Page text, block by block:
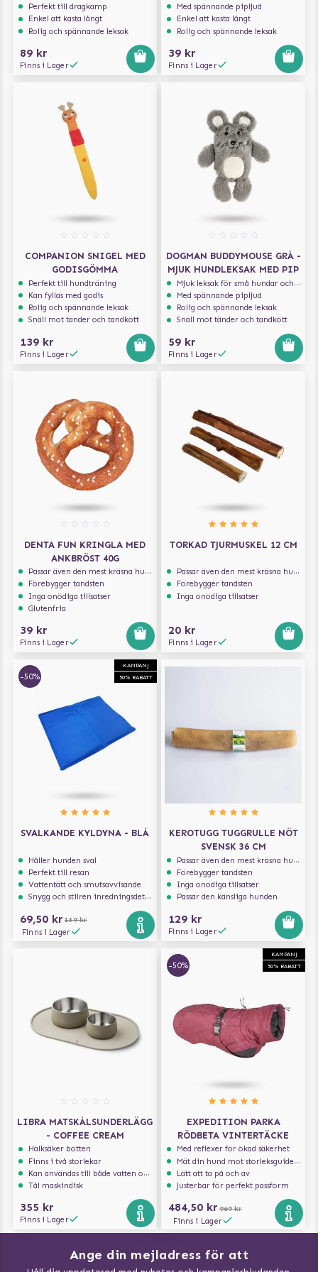
Perfekt till dragkamp
Enkel att kasta långt
Rolig och spännande leksak
89 kr
Finns i Lager
Med spännande pipljud
Enkel att kasta långt
Rolig och spännande leksak
39 kr
Finns i Lager
COMPANION SNIGEL MED
GODISGÖMMA
Perfekt till hundträning
Kan fyllas med godis
Rolig och spännande leksak
Snäll mot tänder och tandkött
139 kr
Finns i Lager
DOGMAN BUDDYMOUSE GRÅ -
MJUK HUNDLEKSAK MED PIP
Mjuk leksak för små hundar och valpar.
Med spännande pipljud
Rolig och spännande leksak
Snäll mot tänder och tandkött
59 kr
Finns i Lager
DENTA FUN KRINGLA MED
ANKBRÖST 40G
Passar även den mest kräsna hunden
Förebygger tandsten
Inga onödiga tillsatser
Glutenfria
39 kr
Finns i Lager
TORKAD TJURMUSKEL 12 CM
Passar även den mest kräsna hunden
Förebygger tandsten
Inga onödiga tillsatser
20 kr
Finns i Lager
KAMPANJ
50% RABATT
-50%
SVALKANDE KYLDYNA - BLÅ
Håller hunden sval
Perfekt till resan
Vattentätt och smutsavvisande
Snygg och stilren inredningsdetalj
69,50 kr 139 kr
Finns i Lager
KEROTUGG TUGGRULLE NÖT
SVENSK 36 CM
Passar även den mest kräsna hunden
Förebygger tandsten
Inga onödiga tillsatser
Passar den känsliga hunden
129 kr
Finns i Lager
LIBRA MATSKÅLSUNDERLÄGG
- COFFEE CREAM
Halksäker botten
Finns i två storlekar
Kan användas till både vatten och mat
Tål maskindisk
355 kr
Finns i Lager
KAMPANJ
50% RABATT
-50%
EXPEDITION PARKA
RÖDBETA VINTERTÄCKE
Med reflexer för ökad säkerhet
Mät din hund mot storleksguiden för att få rätt storlek
Lätt att ta på och av
Justerbar för perfekt passform
484,50 kr 969 kr
Finns i Lager
Ange din mejladress för att